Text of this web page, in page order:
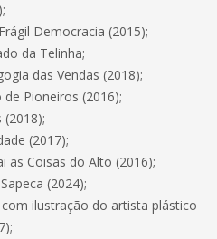
Democracia (2015);
da Telinha;
das Vendas (2018);
de Pioneiros (2016);
(2018);
(2017);
as Coisas do Alto (2016);
(2024);
ilustração do artista plástico